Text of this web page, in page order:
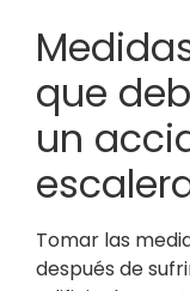
que
un
Tomar las
después de